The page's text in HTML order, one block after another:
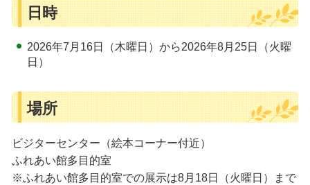
日時
2026年7月16日（木曜日）から2026年8月25日（火曜
日）
場所
ビジターセンター（絵本コーナー付近）
ふれあい館多目的室
※ふれあい館多目的室での展示は8月18日（火曜日）まで